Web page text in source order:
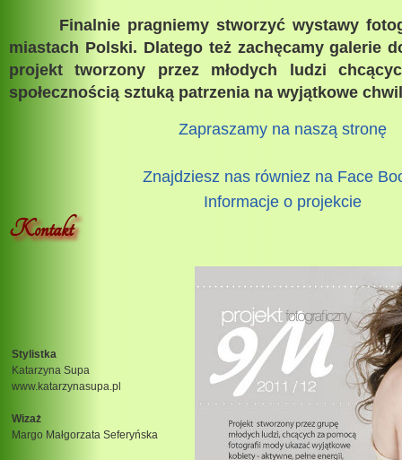
Finalnie pragniemy stworzyć wystawy
miastach Polski. Dlatego też zachęcamy galerie
projekt tworzony przez młodych ludzi
społecznością sztuką patrzenia na wyjątkowe
Zapraszamy na naszą stronę
Znajdziesz nas równiez na Face
Informacje o projekcie
Kontakt
Stylistka
Katarzyna Supa
www.katarzynasupa.pl
Wizaż
Margo Małgorzata Seferyńska